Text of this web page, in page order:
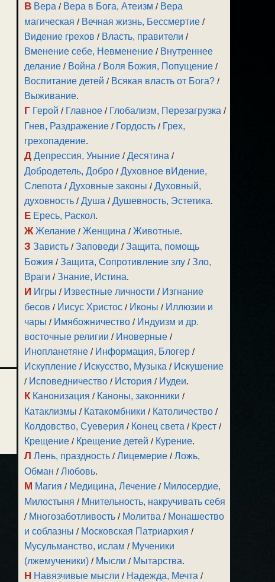
В Вера / Вера в Бога, Атеизм / Вера
магическая / Вечная жизнь, Бессмертие /
Видение грехов / Власть, правители /
Вменение себе, Невменение / Внутреннее
делание / Война / Воля Божия, Попущение /
Воспитание детей / Всякая власть от Бога? /
Выживание.
Г Герой / Главное / Глобализм, Перезагрузка /
Гнев, Раздражение / Гордость / Грех,
грехопадение.
Д Депрессия, Уныние /Десятина /
Добродетель, Добро /Духовное вИдение,
Слепота /Духовные законы /Духовный,
духовность /Душа /Душевность, Эстетика.
Е Ересь, Раскол.
Ж Желание /Женщина /Животные.
З Зависть /Заповеди /Защита, помощь
Божия /Защита, Сопротивление злу /Зло,
Враги /Знание, Истина.
И Игры / Известные личности / Изгнание
бесов / Иисус Христос / Иконы / Иллюзии и
чары / Имябожничество / Индуизм и др.
восточные религии / Иноверные /
Инопланетяне / Информация, Блогер /
Искупление / Искусство, Музыка / Искушение
/ Исповедничество / История / Иудеи.
К Канонизация / Каноны, законники /
Катаклизмы / Катакомбники / Католичество /
Колдовство, Суеверия / Конец света / Крест /
Крещение / Крещение детей / Курение.
Л Лень, праздность /Лицемерие /Ложь,
Обман /Любовь.
М Магия / Медицина, Лечение / Милосердие,
Милостыня / Мнительность, накручивать себя
/ Многозаботливость / Молитва / Монашество
и соблазны / Московская Патриархия /
Мусульманство, ислам / Мученики
(лжемученики) / Мысли / Мытарства.
Н Навязчивые мысли / Надежда, Мечта /